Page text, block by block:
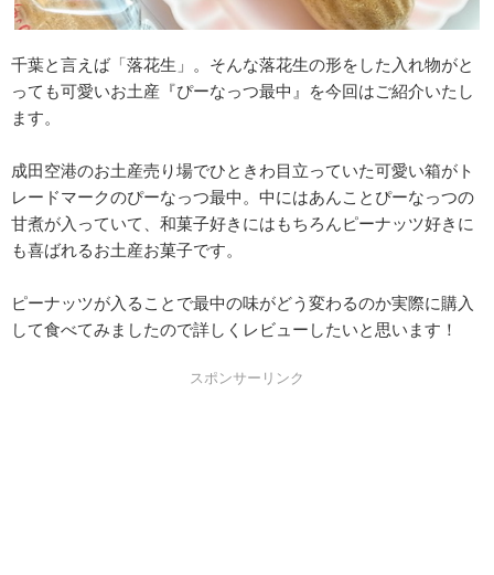
千葉と言えば「落花生」。そんな落花生の形をした入れ物がと
っても可愛いお土産『ぴーなっつ最中』を今回はご紹介いたし
ます。
成田空港のお土産売り場でひときわ目立っていた可愛い箱がト
レードマークのぴーなっつ最中。中にはあんことぴーなっつの
甘煮が入っていて、和菓子好きにはもちろんピーナッツ好きに
も喜ばれるお土産お菓子です。
ピーナッツが入ることで最中の味がどう変わるのか実際に購入
して食べてみましたので詳しくレビューしたいと思います！
スポンサーリンク